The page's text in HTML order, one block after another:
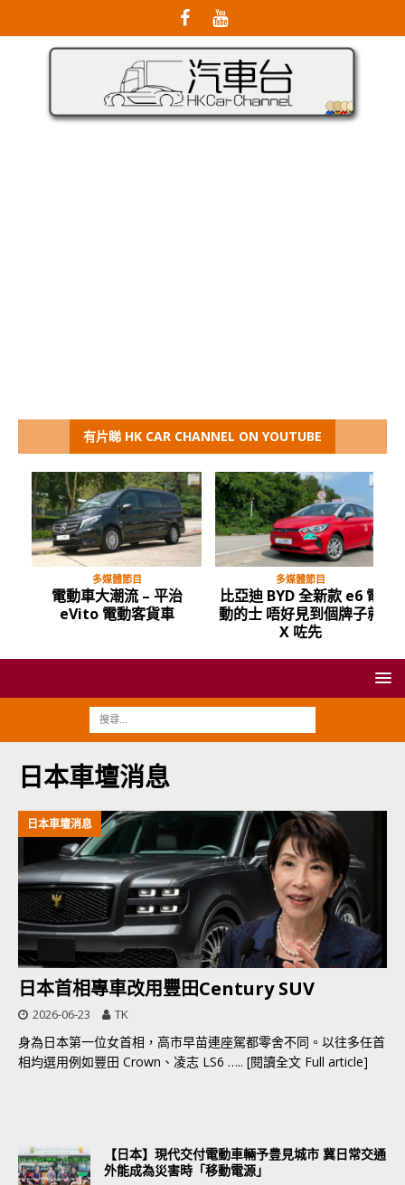
有片睇 HK CAR CHANNEL ON YOUTUBE
多媒體節目
電動車大潮流 – 平治
eVito 電動客貨車
多媒體節目
比亞迪 BYD 全新款 e6 電
動的士 唔好見到個牌子就
X 咗先
日本車壇消息
日本車壇消息
日本首相專車改用豐田Century SUV
2026-06-23 TK
身為日本第一位女首相，高市早苗連座駕都零舍不同。以往多任首
相均選用例如豐田 Crown、凌志 LS6 ….. [閱讀全文 Full article]
【日本】現代交付電動車輛予豊見城市 冀日常交通
外能成為災害時「移動電源」